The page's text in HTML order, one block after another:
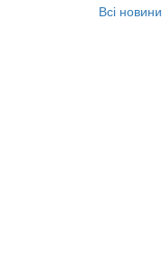
Всі новини